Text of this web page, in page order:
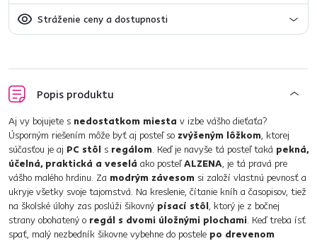
Stráženie ceny a dostupnosti
Popis produktu
Aj vy bojujete s nedostatkom miesta v izbe vášho dieťaťa?
Úsporným riešením môže byť aj posteľ so zvýšeným lôžkom, ktorej
súčasťou je aj PC stôl s regálom. Keď je navyše tá posteľ taká pekná,
účelná, praktická a veselá ako posteľALZENA, je tá pravá pre
vášho malého hrdinu. Za modrým závesom si založí vlastnú pevnosť a
ukryje všetky svoje tajomstvá. Na kreslenie, čítanie kníh a časopisov, tiež
na školské úlohy zas poslúži šikovný písací stôl, ktorý je z bočnej
strany obohatený o regál s dvomi úložnými plochami. Keď treba ísť
spať, malý nezbedník šikovne vybehne do postele po drevenom